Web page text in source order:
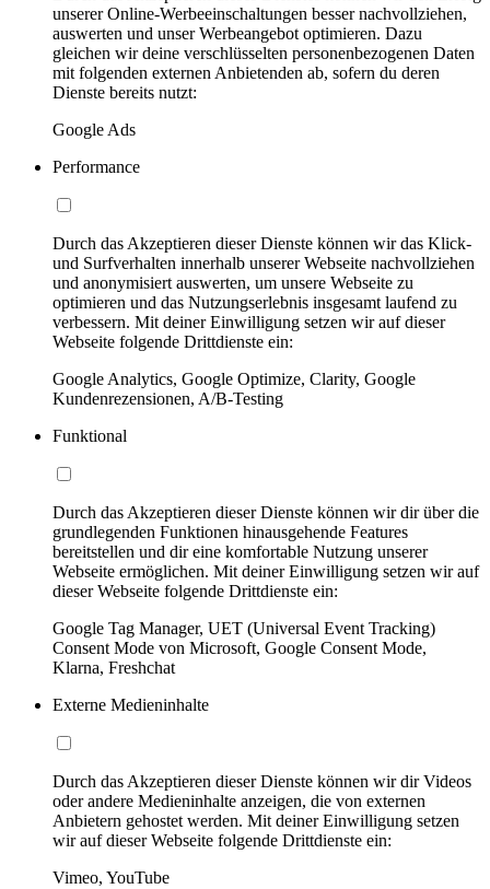
unserer Online-Werbeeinschaltungen besser nachvollziehen,
auswerten und unser Werbeangebot optimieren. Dazu
gleichen wir deine verschlüsselten personenbezogenen Daten
mit folgenden externen Anbietenden ab, sofern du deren
Dienste bereits nutzt:
Google Ads
Performance
Durch das Akzeptieren dieser Dienste können wir das Klick-
und Surfverhalten innerhalb unserer Webseite nachvollziehen
und anonymisiert auswerten, um unsere Webseite zu
optimieren und das Nutzungserlebnis insgesamt laufend zu
verbessern. Mit deiner Einwilligung setzen wir auf dieser
Webseite folgende Drittdienste ein:
Google Analytics, Google Optimize, Clarity, Google
Kundenrezensionen, A/B-Testing
Funktional
Durch das Akzeptieren dieser Dienste können wir dir über die
grundlegenden Funktionen hinausgehende Features
bereitstellen und dir eine komfortable Nutzung unserer
Webseite ermöglichen. Mit deiner Einwilligung setzen wir auf
dieser Webseite folgende Drittdienste ein:
Google Tag Manager, UET (Universal Event Tracking)
Consent Mode von Microsoft, Google Consent Mode,
Klarna, Freshchat
Externe Medieninhalte
Durch das Akzeptieren dieser Dienste können wir dir Videos
oder andere Medieninhalte anzeigen, die von externen
Anbietern gehostet werden. Mit deiner Einwilligung setzen
wir auf dieser Webseite folgende Drittdienste ein:
Vimeo, YouTube